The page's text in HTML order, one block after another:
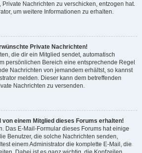
Nachrichten zu verschicken, entzogen hat.
um weitere Informationen zu erhalten.
Private Nachrichten!
die dir ein Mitglied sendet, automatisch
persönlichen Bereich eine entsprechende Regel
Nachrichten von jemandem erhältst, so kannst
melden. Dieser kann dem betreffenden
Nachrichten zu versenden.
von einem Mitglied dieses Forums erhalten!
Das E-Mail-Formular dieses Forums hat einige
Benutzer, die solche Nachrichten senden,
einem Administrator die komplette E-Mail, die